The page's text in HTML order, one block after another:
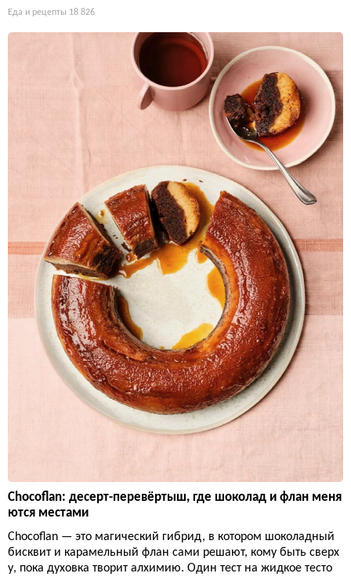
Еда и рецепты 18 826
Chocoflan: десерт-перевёртыш, где шоколад и флан меня
ются местами
Chocoflan — это магический гибрид, в котором шоколадный
бисквит и карамельный флан сами решают, кому быть сверх
у, пока духовка творит алхимию. Один тест на жидкое тесто